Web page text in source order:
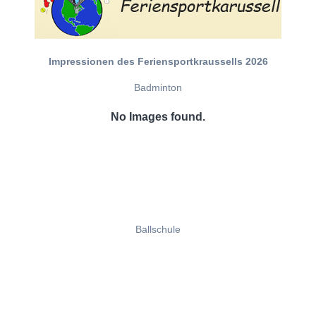
Impressionen des Feriensportkraussells 2026
Badminton
No Images found.
Ballschule